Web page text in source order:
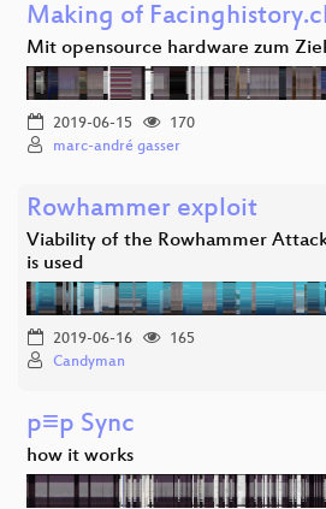
Making of
Mit opensource hardware zum Ziel
2019-06-15
170
marc-andré gasser
Rowhammer exploit
Viability of the Rowhammer
is used
2019-06-16
165
Candyman
p≡p Sync
how it works